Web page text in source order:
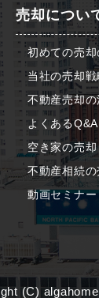
売却につい
初めての売却
当社の売却戦
不動産売却の
よくあるQ&A
空き家の売却
不動産相続の
動画セミナー
(C)